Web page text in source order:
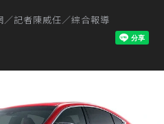
／記者陳威任／綜合報導